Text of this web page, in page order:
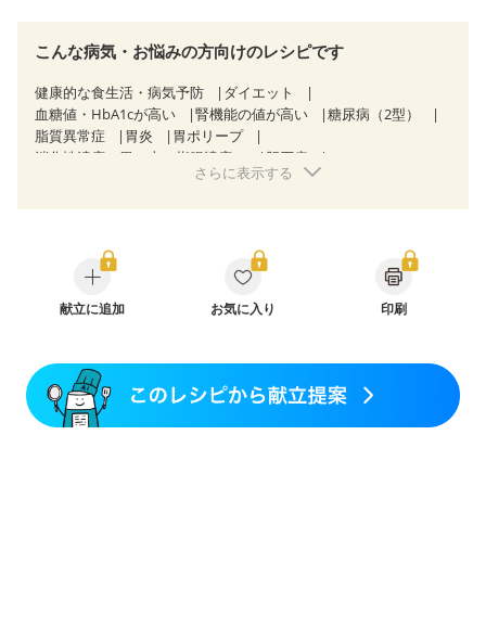
こんな病気・お悩みの方向けのレシピです
健康的な食生活・病気予防
ダイエット
血糖値・HbA1cが高い
腎機能の値が高い
糖尿病（2型）
脂質異常症
胃炎
胃ポリープ
消化性潰瘍（胃・十二指腸潰瘍）
胆石症
慢性膵炎（移行期・寛解期）
非アルコール性脂肪肝
乳がん（抗がん剤治療中）
乳がん（ホルモン療法中）
乳がん（放射線治療中）
乳がん治療を終えた方・経過観察中の方など
産後（母乳）
さらに表示する
献立に追加 お気に入り 印刷